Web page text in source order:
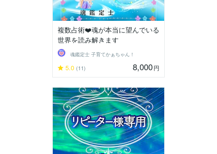
複数占術❤️魂が本当に望んでいる
世界を読み解きます
魂鑑定士 子育てかぁちゃん！
5.0 (11) 8,000円